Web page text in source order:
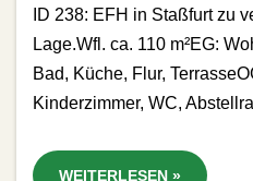
ID 238: EFH in Staßfurt zu
Lage.Wfl. ca. 110 m²EG:
Bad, Küche, Flur,
Kinderzimmer, WC,
WEITERLESEN »